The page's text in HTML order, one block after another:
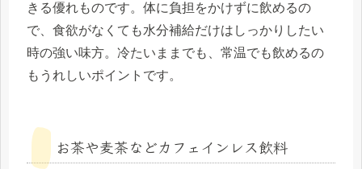
きる優れものです。体に負担をかけずに飲めるの
で、食欲がなくても水分補給だけはしっかりしたい
時の強い味方。冷たいままでも、常温でも飲めるの
もうれしいポイントです。
お茶や麦茶などカフェインレス飲料